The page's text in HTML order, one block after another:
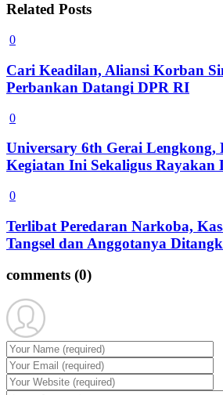
Related Posts
0
Cari Keadilan, Aliansi Korban
Perbankan Datangi DPR RI
0
Universary 6th Gerai Lengkong,
Kegiatan Ini Sekaligus
0
Terlibat Peredaran Narkoba,
Tangsel dan Anggotanya
comments (0)